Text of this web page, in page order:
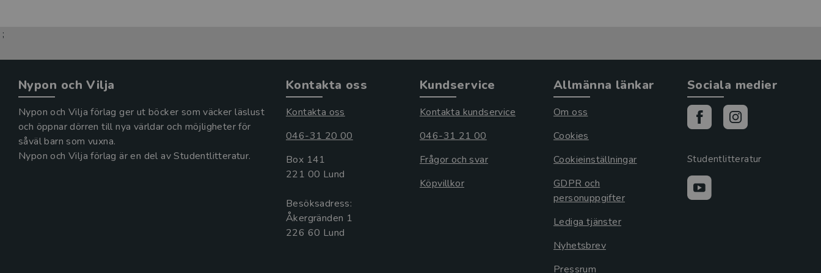
;
Nypon och Vilja
Nypon och Vilja förlag ger ut böcker som väcker läslust
och öppnar dörren till nya världar och möjligheter för
såväl barn som vuxna.
Nypon och Vilja förlag är en del av Studentlitteratur.
Kontakta oss
Kontakta oss
046-31 20 00
Box 141
221 00 Lund
Besöksadress:
Åkergränden 1
Kundservice
Kontakta kundservice
046-31 21 00
Frågor och svar
Köpvillkor
Allmänna länkar
Om oss
Cookies
Cookieinställningar
GDPR och
personuppgifter
Lediga tjänster
Nyhetsbrev
Pressrum
Sociala medier
Studentlitteratur